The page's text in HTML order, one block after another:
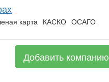
карта КАСКО ОСАГО
Добавить компанию